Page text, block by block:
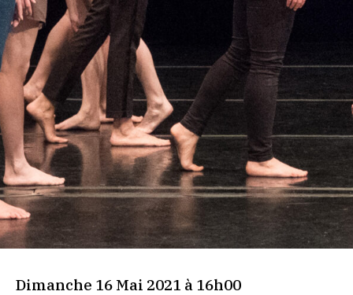
Dimanche 16 Mai 2021 à 16h00